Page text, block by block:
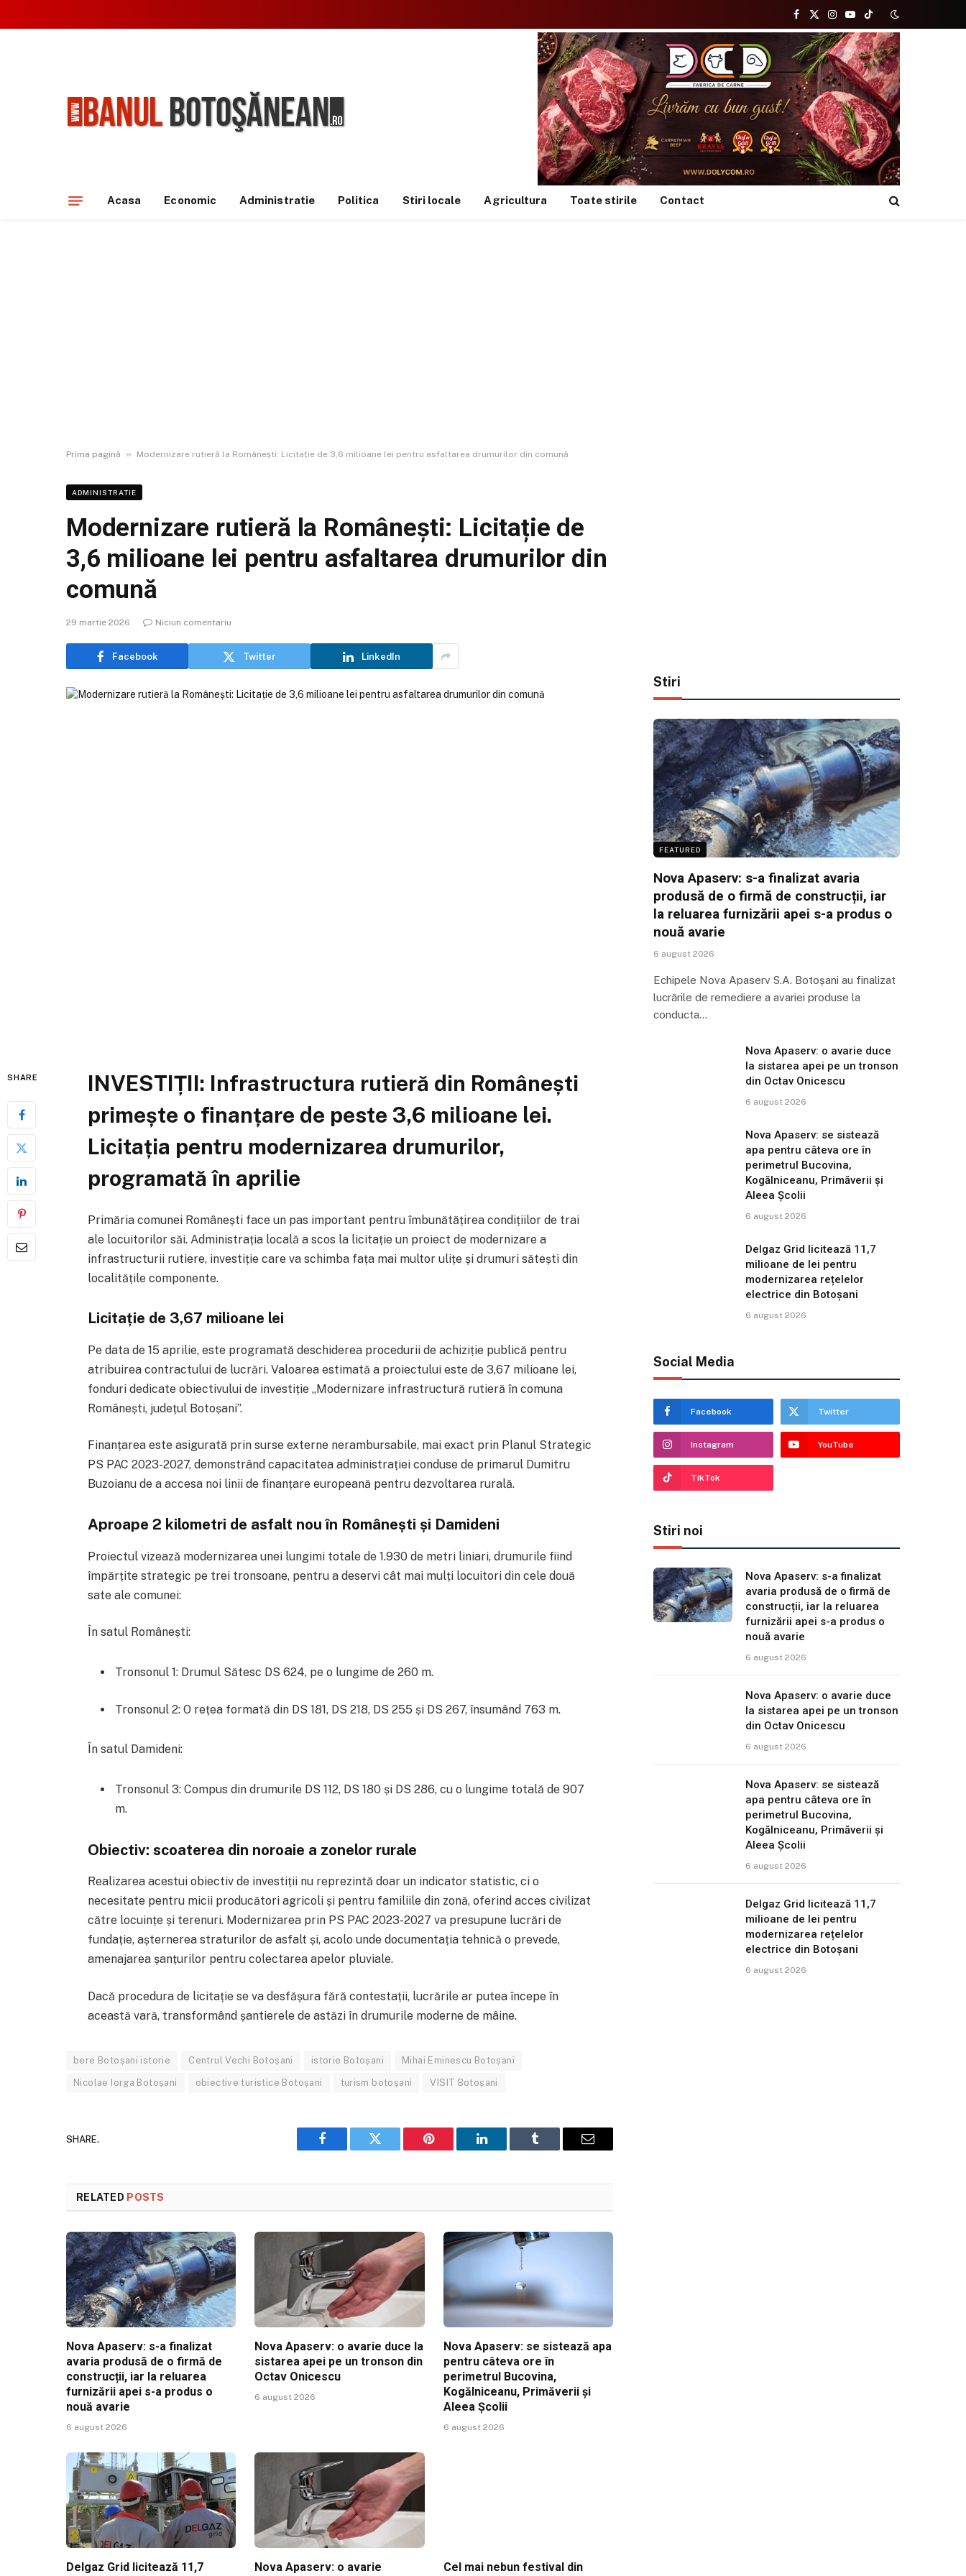
Facebook
X
(Twitter)
Instagram
YouTubeTikTok
Acasa Economic Administratie Politica Stiri locale Agricultura Toate stirile Contact
Prima pagină » Modernizare rutieră la Românești: Licitație de 3,6 milioane lei pentru asfaltarea drumurilor din comună
ADMINISTRATIE
Modernizare rutieră la Românești: Licitație de
3,6 milioane lei pentru asfaltarea drumurilor din
comună
29 martie 2026 Niciun comentariu
Facebook Twitter LinkedIn
SHARE
INVESTIȚII: Infrastructura rutieră din Românești
primește o finanțare de peste 3,6 milioane lei.
Licitația pentru modernizarea drumurilor,
programată în aprilie
Primăria comunei Românești face un pas important pentru îmbunătățirea condițiilor de trai
ale locuitorilor săi. Administrația locală a scos la licitație un proiect de modernizare a
infrastructurii rutiere, investiție care va schimba fața mai multor ulițe și drumuri sătești din
localitățile componente.
Licitație de 3,67 milioane lei
Pe data de 15 aprilie, este programată deschiderea procedurii de achiziție publică pentru
atribuirea contractului de lucrări. Valoarea estimată a proiectului este de 3,67 milioane lei,
fonduri dedicate obiectivului de investiție „Modernizare infrastructură rutieră în comuna
Românești, județul Botoșani”.
Finanțarea este asigurată prin surse externe nerambursabile, mai exact prin Planul Strategic
PS PAC 2023-2027, demonstrând capacitatea administrației conduse de primarul Dumitru
Buzoianu de a accesa noi linii de finanțare europeană pentru dezvoltarea rurală.
Aproape 2 kilometri de asfalt nou în Românești și Damideni
Proiectul vizează modernizarea unei lungimi totale de 1.930 de metri liniari, drumurile fiind
împărțite strategic pe trei tronsoane, pentru a deservi cât mai mulți locuitori din cele două
sate ale comunei:
În satul Românești:
Tronsonul 1: Drumul Sătesc DS 624, pe o lungime de 260 m.
Tronsonul 2: O rețea formată din DS 181, DS 218, DS 255 și DS 267, însumând 763 m.
În satul Damideni:
Tronsonul 3: Compus din drumurile DS 112, DS 180 și DS 286, cu o lungime totală de 907
m.
Obiectiv: scoaterea din noroaie a zonelor rurale
Realizarea acestui obiectiv de investiții nu reprezintă doar un indicator statistic, ci o
necesitate pentru micii producători agricoli și pentru familiile din zonă, oferind acces civilizat
către locuințe și terenuri. Modernizarea prin PS PAC 2023-2027 va presupune lucrări de
fundație, așternerea straturilor de asfalt și, acolo unde documentația tehnică o prevede,
amenajarea șanțurilor pentru colectarea apelor pluviale.
Dacă procedura de licitație se va desfășura fără contestații, lucrările ar putea începe în
această vară, transformând șantierele de astăzi în drumurile moderne de mâine.
bere Botoșani istorie Centrul Vechi Botoșani istorie Botoșani Mihai Eminescu Botoșani
Nicolae Iorga Botoșani obiective turistice Botoșani turism botoșani VISIT Botoșani
SHARE.
Facebook Twitter Pinterest LinkedIn Tumblr Email
RELATED POSTS
Nova Apaserv: s-a finalizat
avaria produsă de o firmă de
construcții, iar la reluarea
furnizării apei s-a produs o
nouă avarie
6 august 2026
Nova Apaserv: o avarie duce la
sistarea apei pe un tronson din
Octav Onicescu
6 august 2026
Nova Apaserv: se sistează apa
pentru câteva ore în
perimetrul Bucovina,
Kogălniceanu, Primăverii și
Aleea Școlii
6 august 2026
Delgaz Grid licitează 11,7
Nova Apaserv: o avarie
Cel mai nebun festival din
Stiri
FEATURED
Nova Apaserv: s-a finalizat avaria
produsă de o firmă de construcții, iar
la reluarea furnizării apei s-a produs o
nouă avarie
6 august 2026
Echipele Nova Apaserv S.A. Botoșani au finalizat
lucrările de remediere a avariei produse la
conducta…
Nova Apaserv: o avarie duce
la sistarea apei pe un tronson
din Octav Onicescu
6 august 2026
Nova Apaserv: se sistează
apa pentru câteva ore în
perimetrul Bucovina,
Kogălniceanu, Primăverii și
Aleea Școlii
6 august 2026
Delgaz Grid licitează 11,7
milioane de lei pentru
modernizarea rețelelor
electrice din Botoșani
6 august 2026
Social Media
Facebook Twitter
Instagram YouTube
TikTok
Stiri noi
Nova Apaserv: s-a finalizat
avaria produsă de o firmă de
construcții, iar la reluarea
furnizării apei s-a produs o
nouă avarie
6 august 2026
Nova Apaserv: o avarie duce
la sistarea apei pe un tronson
din Octav Onicescu
6 august 2026
Nova Apaserv: se sistează
apa pentru câteva ore în
perimetrul Bucovina,
Kogălniceanu, Primăverii și
Aleea Școlii
6 august 2026
Delgaz Grid licitează 11,7
milioane de lei pentru
modernizarea rețelelor
electrice din Botoșani
6 august 2026